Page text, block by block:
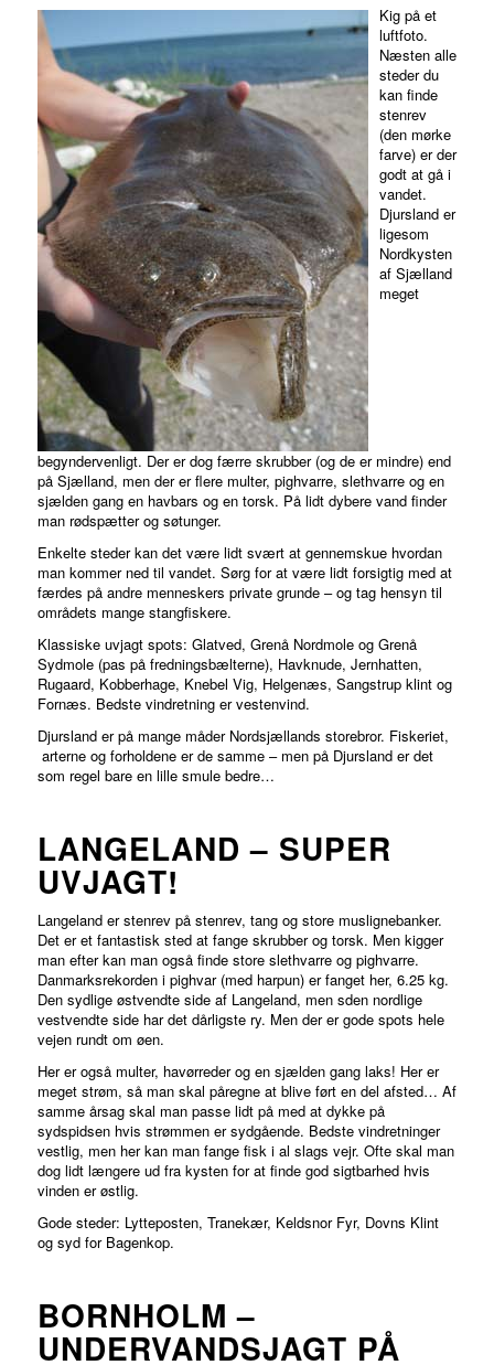
Kig på et
luftfoto.
Næsten alle
steder du
kan finde
stenrev
(den mørke
farve) er der
godt at gå i
vandet.
Djursland er
ligesom
Nordkysten
af Sjælland
meget
begyndervenligt. Der er dog færre skrubber (og de er mindre) end
på Sjælland, men der er flere multer, pighvarre, slethvarre og en
sjælden gang en havbars og en torsk. På lidt dybere vand finder
man rødspætter og søtunger.
Enkelte steder kan det være lidt svært at gennemskue hvordan
man kommer ned til vandet. Sørg for at være lidt forsigtig med at
færdes på andre menneskers private grunde – og tag hensyn til
områdets mange stangfiskere.
Klassiske uvjagt spots: Glatved, Grenå Nordmole og Grenå
Sydmole (pas på fredningsbælterne), Havknude, Jernhatten,
Rugaard, Kobberhage, Knebel Vig, Helgenæs, Sangstrup klint og
Fornæs. Bedste vindretning er vestenvind.
Djursland er på mange måder Nordsjællands storebror. Fiskeriet,
arterne og forholdene er de samme – men på Djursland er det
som regel bare en lille smule bedre…
LANGELAND – SUPER
UVJAGT!
Langeland er stenrev på stenrev, tang og store muslignebanker.
Det er et fantastisk sted at fange skrubber og torsk. Men kigger
man efter kan man også finde store slethvarre og pighvarre.
Danmarksrekorden i pighvar (med harpun) er fanget her, 6.25 kg.
Den sydlige østvendte side af Langeland, men sden nordlige
vestvendte side har det dårligste ry. Men der er gode spots hele
vejen rundt om øen.
Her er også multer, havørreder og en sjælden gang laks! Her er
meget strøm, så man skal påregne at blive ført en del afsted… Af
samme årsag skal man passe lidt på med at dykke på
sydspidsen hvis strømmen er sydgående. Bedste vindretninger
vestlig, men her kan man fange fisk i al slags vejr. Ofte skal man
dog lidt længere ud fra kysten for at finde god sigtbarhed hvis
vinden er østlig.
Gode steder: Lytteposten, Tranekær, Keldsnor Fyr, Dovns Klint
og syd for Bagenkop.
BORNHOLM –
UNDERVANDSJAGT PÅ